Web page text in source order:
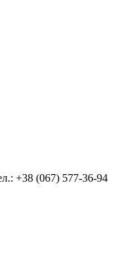
+38 (067) 577-36-94